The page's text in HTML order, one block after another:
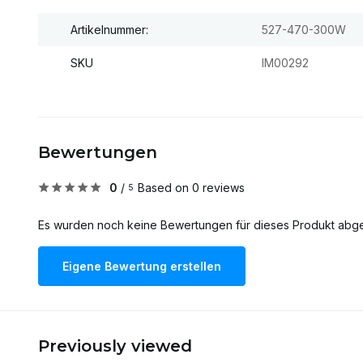
Artikelnummer: 527-470-300W
SKU IM00292
Bewertungen
0 / 5 Based on 0 reviews
Es wurden noch keine Bewertungen für dieses Produkt
Eigene Bewertung erstellen
Previously viewed